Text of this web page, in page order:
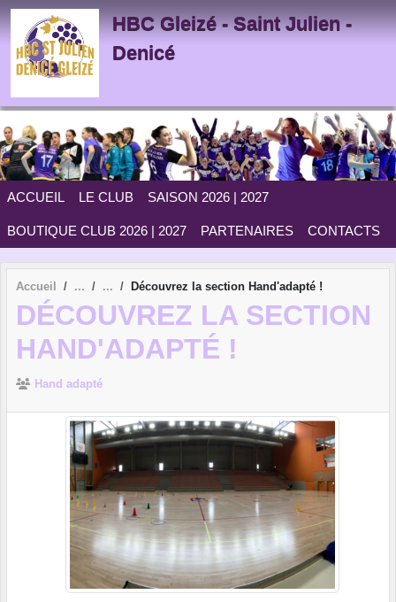
HBC Gleizé - Saint Julien -
Denicé
ACCUEIL LE CLUB SAISON 2026 | 2027
BOUTIQUE CLUB 2026 | 2027 PARTENAIRES CONTACTS
Accueil Découvrez la section Hand'adapté !
DÉCOUVREZ LA SECTION
HAND'ADAPTÉ !
Hand adapté
Panneau de gestion des cookies